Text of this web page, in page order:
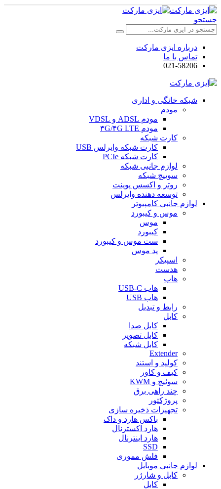
جستجو
درباره ایزی مارکت
تماس با ما
021-58206
شبکه خانگی و اداری
مودم
مودم ADSL و VDSL
مودم ۳G/۴G LTE
کارت شبکه
کارت شبکه وایرلس USB
کارت شبکه PCIe
لوازم جانبی شبکه
سوییچ شبکه
روتر و اکسس پوینت
توسعه دهنده وایرلس
لوازم جانبی کامپیوتر
موس و کیبورد
موس
کیبورد
ست موس و کیبورد
پد موس
اسپیکر
هدست
هاب
هاب USB-C
هاب USB
رابط و تبدیل
کابل
کابل صدا
کابل تصویر
کابل شبکه
Extender
کولپد و استند
کیف و کاور
سوئیچ و KWM
چند راهی برق
پروژکتور
تجهیزات ذخیره سازی
باکس هارد و داک
هارد اکسترنال
هارد اینترنال
SSD
فلش مموری
لوازم جانبی موبایل
کابل و شارژر
کابل